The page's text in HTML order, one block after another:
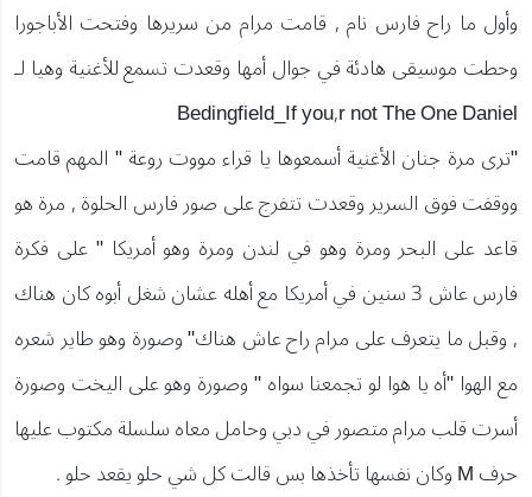
وأول ما راح فارس نام , قامت مرام من سريرها وفتحت الأباجورا
وحطت موسيقى هادئة في جوال أمها وقعدت تسمع للأغنية وهيا لـ
Bedingfield_If you,r not The One Daniel
"ترى مرة جنان الأغنية أسمعوها يا قراء مووت روعة " المهم قامت
ووقفت فوق السرير وقعدت تتفرج على صور فارس الحلوة , مرة هو
قاعد على البحر ومرة وهو في لندن ومرة وهو أمريكا " على فكرة
فارس عاش 3 سنين في أمريكا مع أهله عشان شغل أبوه كان هناك
, وقبل ما يتعرف على مرام راح عاش هناك" وصورة وهو طاير شعره
مع الهوا "أه يا هوا لو تجمعنا سواه " وصورة وهو على اليخت وصورة
أسرت قلب مرام متصور في دبي وحامل معاه سلسلة مكتوب عليها
حرف M وكان نفسها تأخذها بس قالت كل شي حلو يقعد حلو .